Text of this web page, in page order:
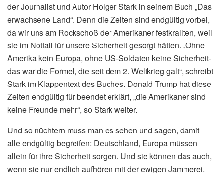
der Journalist und Autor Holger Stark in seinem Buch „Das
erwachsene Land“. Denn die Zeiten sind endgültig vorbei,
da wir uns am Rockschoß der Amerikaner festkrallten, weil
sie im Notfall für unsere Sicherheit gesorgt hätten. „Ohne
Amerika kein Europa, ohne US-Soldaten keine Sicherheit-
das war die Formel, die seit dem 2. Weltkrieg galt“, schreibt
Stark im Klappentext des Buches. Donald Trump hat diese
Zeiten endgültig für beendet erklärt, „die Amerikaner sind
keine Freunde mehr“, so Stark weiter.
Und so nüchtern muss man es sehen und sagen, damit
alle endgültig begreifen: Deutschland, Europa müssen
allein für ihre Sicherheit sorgen. Und sie können das auch,
wenn sie nur endlich aufhören mit der ewigen Jammerei.